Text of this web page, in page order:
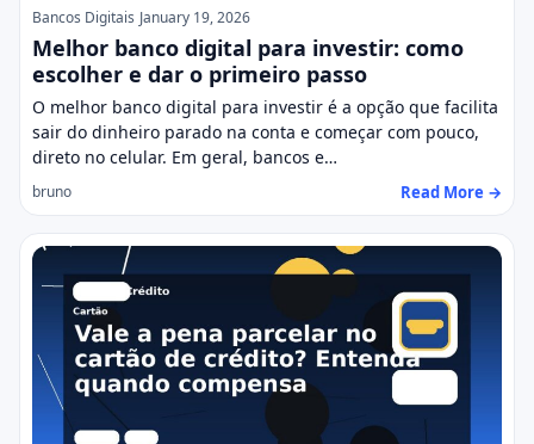
Bancos Digitais January 19, 2026
Melhor banco digital para investir: como
escolher e dar o primeiro passo
O melhor banco digital para investir é a opção que facilita
sair do dinheiro parado na conta e começar com pouco,
direto no celular. Em geral, bancos e…
bruno Read More →